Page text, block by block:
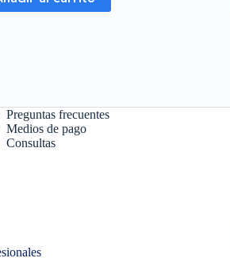
Preguntas frecuentes
Medios de pago
Consultas